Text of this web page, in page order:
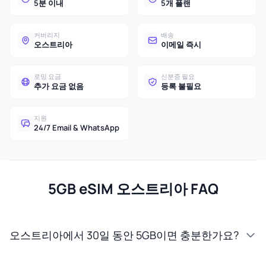
5분 이내 5개 플랜
커버리지
오스트리아
배송
이메일 즉시
로밍 요금
추가 요금 없음
신분증 필요
등록 불필요
지원
24/7 Email & WhatsApp
5GB eSIM 오스트리아 FAQ
오스트리아에서 30일 동안 5GB이면 충분한가요?